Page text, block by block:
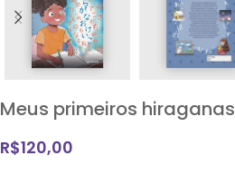
Meus primeiros hiraganas
R$120,00